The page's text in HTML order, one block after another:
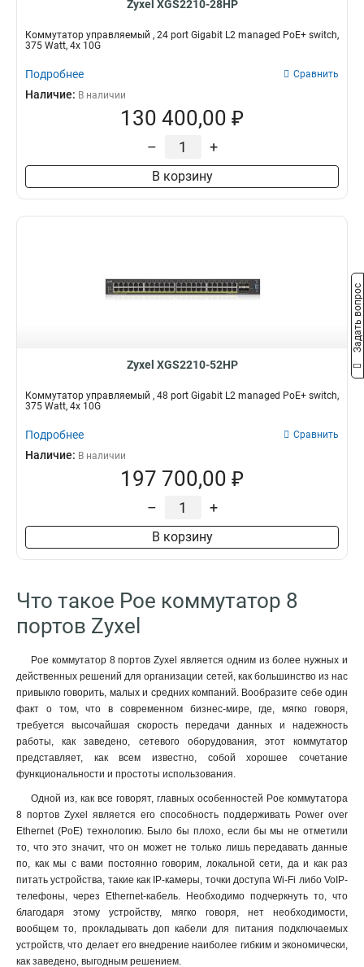
Zyxel XGS2210-28HP
Коммутатор управляемый , 24 port Gigabit L2 managed PoE+ switch,
375 Watt, 4x 10G
Подробнее Сравнить
Наличие: В наличии
130 400,00 ₽
– +
В корзину
Zyxel XGS2210-52HP
Коммутатор управляемый , 48 port Gigabit L2 managed PoE+ switch,
375 Watt, 4x 10G
Подробнее Сравнить
Наличие: В наличии
197 700,00 ₽
– +
В корзину
Что такое Poe коммутатор 8
портов Zyxel
Poe коммутатор 8 портов Zyxel является одним из более нужных и
действенных решений для организации сетей, как большинство из нас
привыкло говорить, малых и средних компаний. Вообразите себе один
факт о том, что в современном бизнес-мире, где, мягко говоря,
требуется высочайшая скорость передачи данных и надежность
работы, как заведено, сетевого оборудования, этот коммутатор
представляет, как всем известно, собой хорошее сочетание
функциональности и простоты использования.
Одной из, как все говорят, главных особенностей Poe коммутатора
8 портов Zyxel является его способность поддерживать Power over
Ethernet (PoE) технологию. Было бы плохо, если бы мы не отметили
то, что это значит, что он может не только лишь передавать данные
по, как мы с вами постоянно говорим, локальной сети, да и как раз
питать устройства, такие как IP-камеры, точки доступа Wi-Fi либо VoIP-
телефоны, через Ethernet-кабель. Необходимо подчеркнуть то, что
благодаря этому устройству, мягко говоря, нет необходимости,
вообщем то, прокладывать доп кабели для питания подключаемых
устройств, что делает его внедрение наиболее гибким и экономически,
как заведено, выгодным решением.
Задать вопрос